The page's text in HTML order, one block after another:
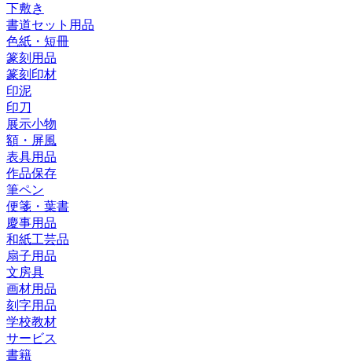
下敷き
書道セット用品
色紙・短冊
篆刻用品
篆刻印材
印泥
印刀
展示小物
額・屏風
表具用品
作品保存
筆ペン
便箋・葉書
慶事用品
和紙工芸品
扇子用品
文房具
画材用品
刻字用品
学校教材
サービス
書籍